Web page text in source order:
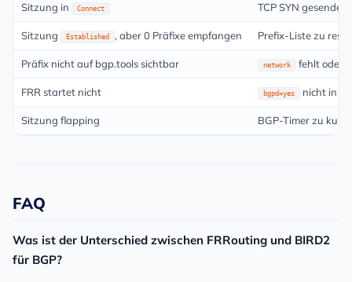
Sitzung in Connect TCP SYN
Sitzung Established , aber 0 Präfixe empfangen Prefix-Liste zu
Präfix nicht auf bgp.tools sichtbar network fehlt oder
FRR startet nicht bgpd=yes nicht in
Sitzung flapping BGP-Timer zu
FAQ
Was ist der Unterschied zwischen FRRouting und BIRD2
für BGP?